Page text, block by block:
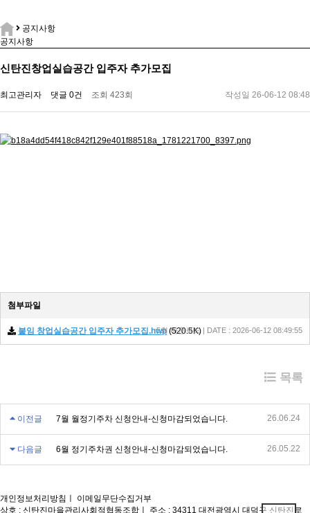
공지사항
공지사항
신탄진창업실습공간 입주자 추가모집
최고관리자 댓글 0건 조회 423회 작성일 26-06-12 08:48
첨부파일
붙임 창업실습공간 입주자 추가모집.hwp (520.5K)
5회 다운로드 | DATE : 2026-06-12 08:49:55
목록
이전글 7월 월정기주차 신청안내-신청마감되었습니다. 26.06.24
다음글 6월 정기주차권 신청안내-신청마감되었습니다. 26.05.22
개인정보처리방침
이메일무단수집거부
상호 : 신탄진마을관리사회적협동조합
주소 : 34311 대전광역시 대덕구 신탄진로